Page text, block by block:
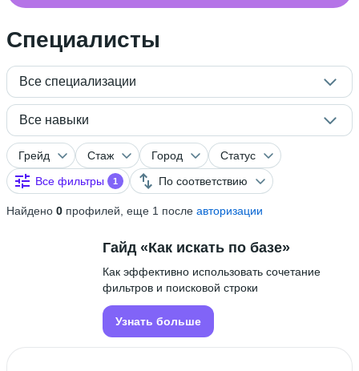
Специалисты
Все специализации
Все навыки
Грейд Стаж Город
Статус
Все фильтры
1 По соответствию
Найдено 0 профилей, еще 1 после авторизации
Гайд «Как искать по базе»
Как эффективно использовать сочетание
фильтров и поисковой строки
Узнать больше